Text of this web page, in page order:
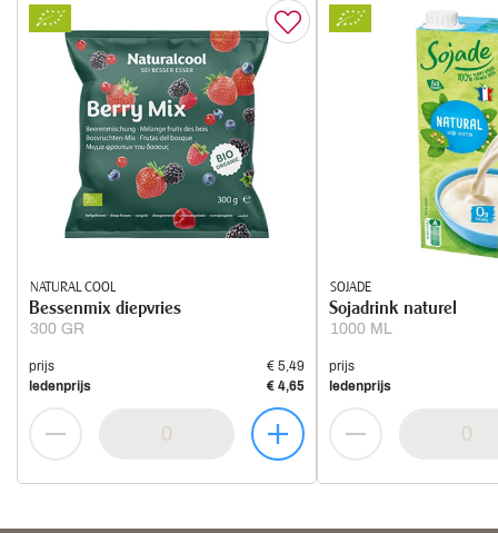
NATURAL COOL
300 GR
Bessenmix diepvries
prijs
€ 5,49
ledenprijs
€ 4,65
SOJADE
1000 ML
Sojadrink naturel
prijs
ledenprijs